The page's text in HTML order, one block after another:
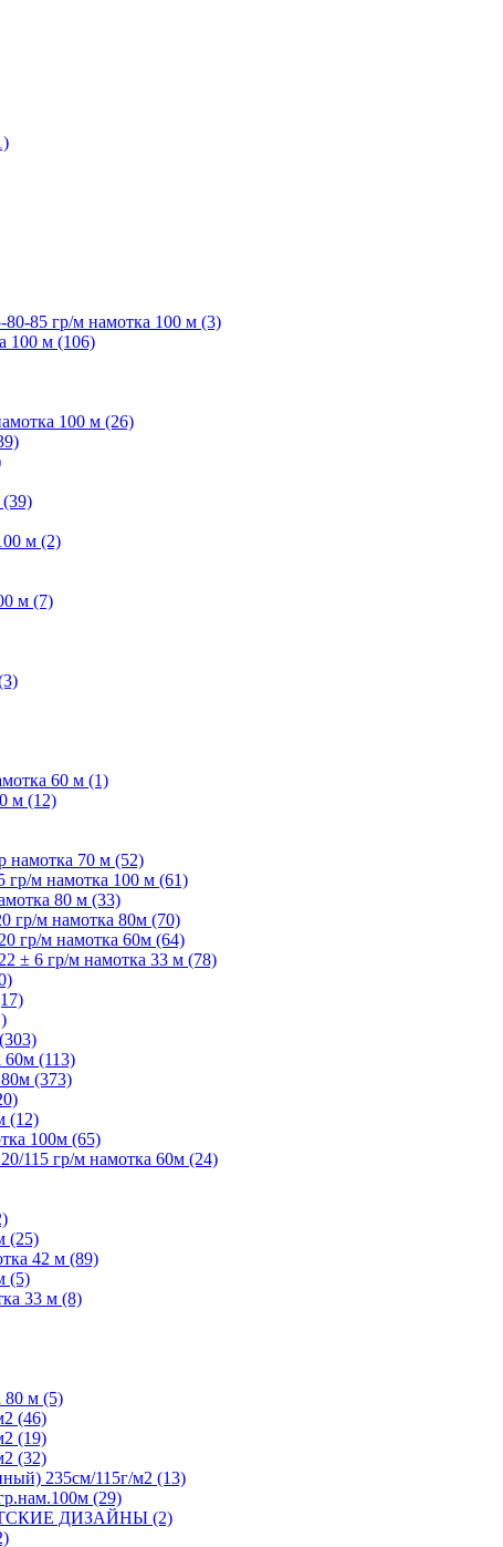
85 гр/м намотка 100 м (3)
100 м (106)
100 м (26)
м (2)
м (7)
60 м (1)
м (12)
намотка 70 м (52)
м намотка 100 м (61)
80 м (33)
гр/м намотка 80м (70)
гр/м намотка 60м (64)
± 6 гр/м намотка 33 м (78)
(113)
(373)
(12)
100м (65)
115 гр/м намотка 60м (24)
(25)
42 м (89)
(5)
33 м (8)
80 м (5)
(46)
(19)
(32)
235см/115г/м2 (13)
(29)
ДИЗАЙНЫ (2)